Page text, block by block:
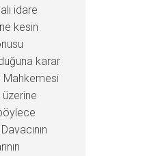
idare
kesin
karar
Mahkemesi
üzerine